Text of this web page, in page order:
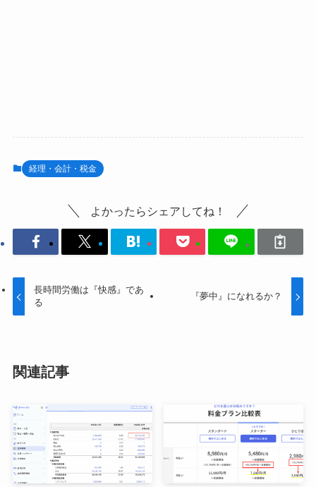
経理・会計・税金
よかったらシェアしてね！
長時間労働は『快感』であ
る
『夢中』になれるか？
関連記事